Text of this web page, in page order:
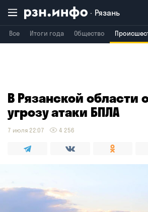
Рязань
Все Итоги года Общество
Воронеж Брянск
В Рязанской области
угрозу атаки БПЛА
7 июля 22:07 4 256